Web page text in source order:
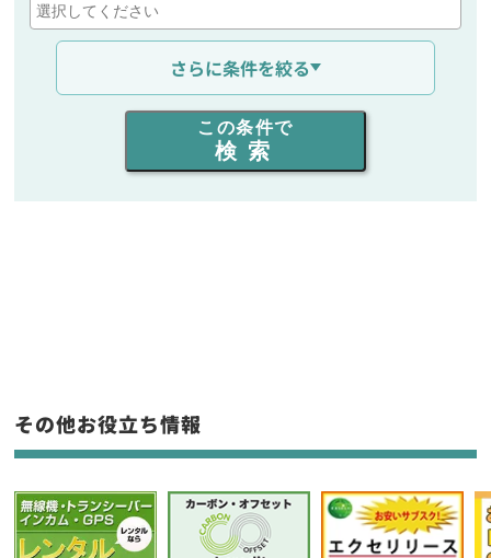
通信距離を選ぶ
出力を選ぶ
同時通話人数を選ぶ
フリーワード入力(製品名等)
選択条件をリセット
さらに条件を絞る
この条件で
検索
その他お役立ち情報